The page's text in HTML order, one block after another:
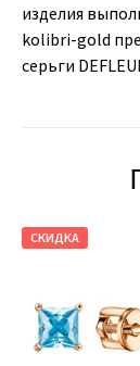
изделия
kolibri-gold
серьги
СКИДКА